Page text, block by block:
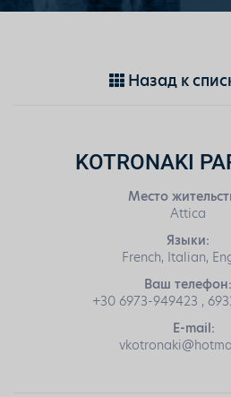
Назад к
KOTRONAKI
Место
Attica
Языки:
French, Italian,
Ваш телефон:
+30 6973-949423 ,
E-mail: